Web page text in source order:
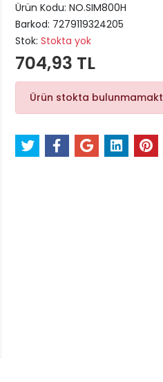
Ürün Kodu: NO.SIM800H
Barkod: 7279119324205
Stok: Stokta yok
704,93 TL
Ürün stokta